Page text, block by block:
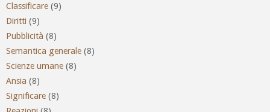
Classificare (9)
Diritti (9)
Pubblicità (8)
Semantica generale (8)
Scienze umane (8)
Ansia (8)
Significare (8)